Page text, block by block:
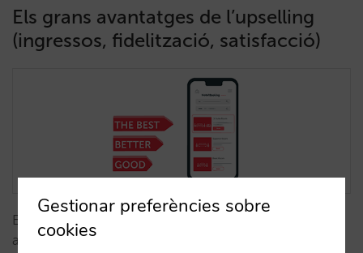
Els grans avantatges de l’upselling
(ingressos, fidelització, satisfacció)
Els hotelers reben infinitat de propostes per
aconseguir més reserves... a canvi d’abaixar preus o
Gestionar preferències sobre
cookies